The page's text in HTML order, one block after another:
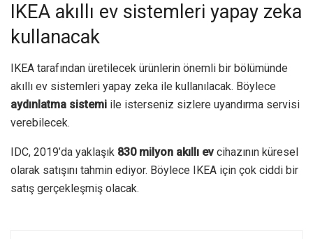
IKEA akıllı ev sistemleri yapay zeka
kullanacak
IKEA tarafından üretilecek ürünlerin önemli bir bölümünde
akıllı ev sistemleri yapay zeka ile kullanılacak. Böylece
aydınlatma sistemi ile isterseniz sizlere uyandırma servisi
verebilecek.
IDC, 2019’da yaklaşık 830 milyon akıllı ev cihazının küresel
olarak satışını tahmin ediyor. Böylece IKEA için çok ciddi bir
satış gerçekleşmiş olacak.